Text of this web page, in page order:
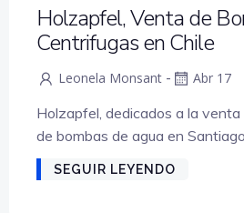
Holzapfel, Venta de
Centrifugas en Chile
Leonela Monsant - Abr 17
Holzapfel, dedicados a la
de bombas de agua en
SEGUIR LEYENDO